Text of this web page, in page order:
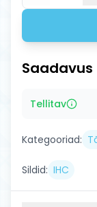
Saadavus
Tellitav
Kategooriad:
Sildid: IHC